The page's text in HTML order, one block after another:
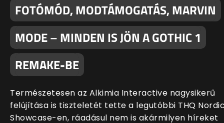
FOTÓMÓD, MODTÁMOGATÁS, MARVIN
MODE – MINDEN IS JÖN A GOTHIC 1
REMAKE-BE
Természetesen az Alkimia Interactive nagysikerű
felújítása is tiszteletét tette a legutóbbi THQ
Showcase-en, ráadásul nem is akármilyen híreket